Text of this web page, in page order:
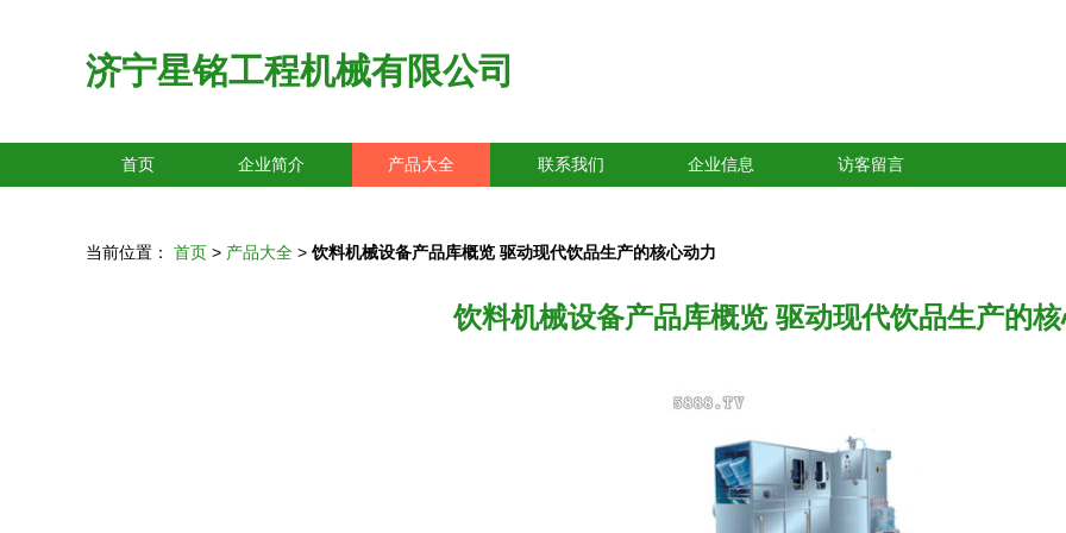
济宁星铭工程机械有限公司
首页 企业简介 产品大全 联系我们 企业信息 访客留言
当前位置： 首页 > 产品大全 > 饮料机械设备产品库概览 驱动现代饮品生产的核心动力
饮料机械设备产品库概览 驱动现代饮品生产的